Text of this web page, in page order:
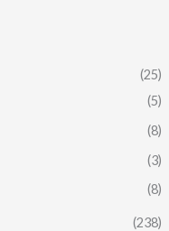
(25)
(5)
(8)
(3)
(8)
(238)